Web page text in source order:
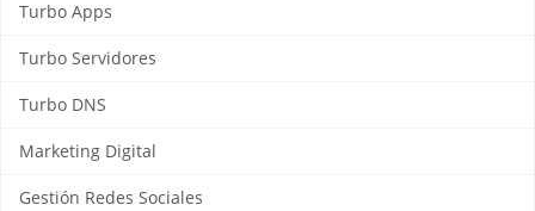
Turbo Apps
Turbo Servidores
Turbo DNS
Marketing Digital
Gestión Redes Sociales